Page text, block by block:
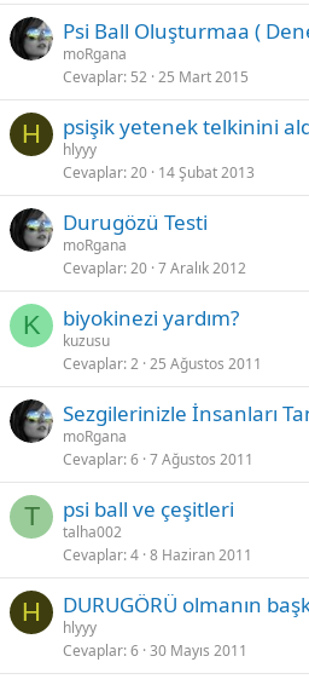
Psi Ball Oluşturmaa (
moRgana
Cevaplar 52 25 Mart 2015
H psişik yetenek telkinini
hlyyy
Cevaplar 20 14 Şubat 2013
Durugözü Testi
moRgana
Cevaplar 20 7 Aralık 2012
K biyokinezi yardım?
kuzusu
Cevaplar 2 25 Ağustos 2011
Sezgilerinizle İnsanları
moRgana
Cevaplar 6 7 Ağustos 2011
T psi ball ve çeşitleri
talha002
Cevaplar 4 8 Haziran 2011
H DURUGÖRÜ olmanın
hlyyy
Cevaplar 6 30 Mayıs 2011